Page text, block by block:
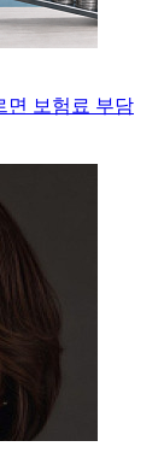
면 보험료 부담